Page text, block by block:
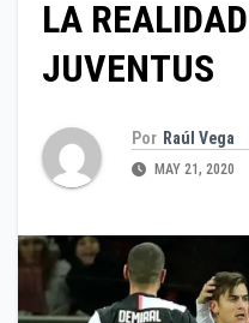
LA
JUVENTUS
Por Raúl Vega
MAY 21, 2020